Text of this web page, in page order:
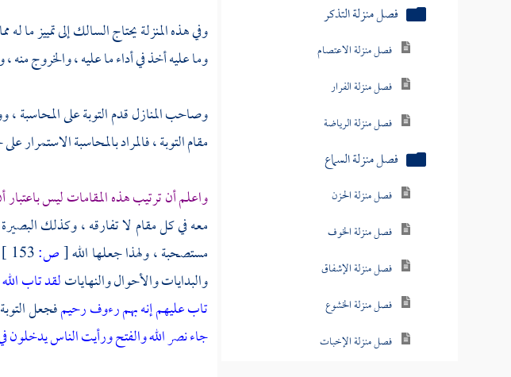
فصل منزلة التذكر
فصل منزلة الاعتصام
فصل منزلة الفرار
فصل منزلة الرياضة
فصل منزلة السماع
فصل منزلة الحزن
فصل منزلة الخوف
فصل منزلة الإشفاق
فصل منزلة الخشوع
فصل منزلة الإخبات
وفي هذه المنزلة يحتاج السالك إلى تمييز ما
وما عليه أخذ في أداء ما عليه ، والخروج منه ،
وصاحب المنازل قدم التوبة على المحاسبة ،
مقام التوبة ، فالمراد بالمحاسبة الاستمرار
واعلم أن ترتيب هذه المقامات ليس باعتبار
معه في كل مقام لا تفارقه ، وكذلك
مستصحبة ، ولهذا جعلها الله[ص:
والبدايات والأحوال والنهاياتلقد تاب
تاب عليهم إنه بهم رءوف رحيمفجعل
جاء نصر الله والفتحورأيت الناس يدخلون